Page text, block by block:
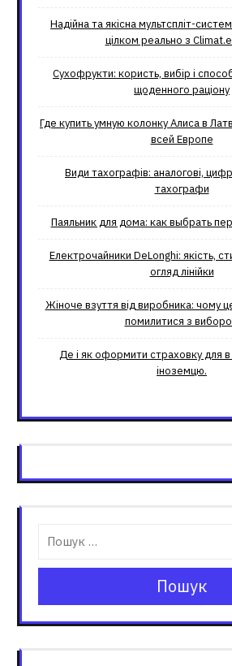
Надійна та якісна мультспліт-
цілком реально з
Сухофрукти: користь, вибір і
щоденного раціону
Где купить умную колонку Алиса в
всей Европе
Види тахографів: аналогові,
тахографи
Паяльник для дома: как выбрать
Електрочайники DeLonghi: якість,
огляд лінійки
Жіноче взуття від виробника: чому
помилитися з
Де і як оформити страховку для
іноземцю.
Пошук